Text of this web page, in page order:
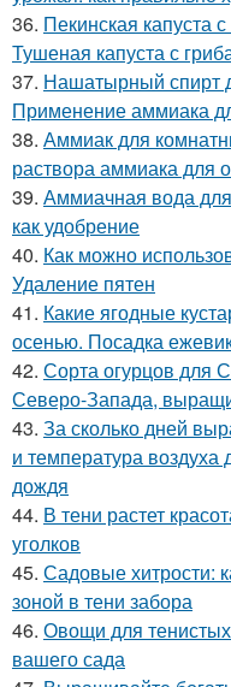
36. Пекинская капуста
Тушеная капуста с
37. Нашатырный спирт
Применение аммиака
38. Аммиак для
раствора аммиака для
39. Аммиачная вода
как удобрение
40. Как можно
Удаление пятен
41. Какие ягодные
осенью. Посадка
42. Сорта огурцов для
Северо-Запада,
43. За сколько дней
и температура воздуха
дождя
44. В тени растет
уголков
45. Садовые хитрости:
зоной в тени забора
46. Овощи для
вашего сада